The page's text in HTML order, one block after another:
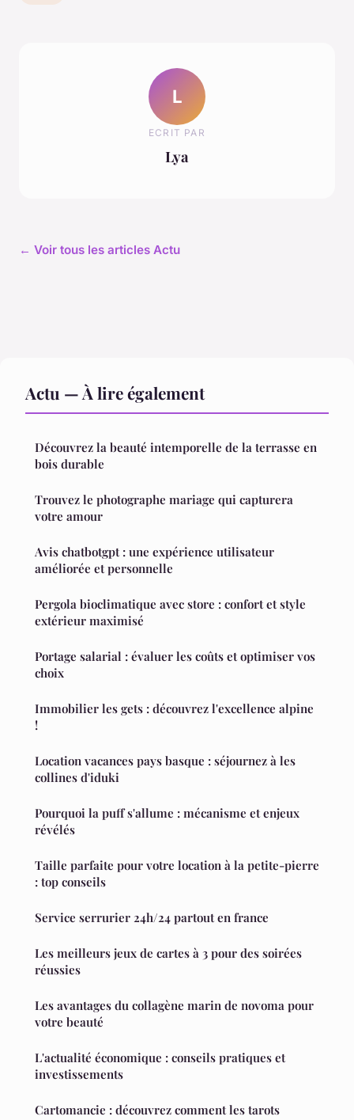
L
ECRIT PAR
Lya
← Voir tous les articles Actu
Actu — À lire également
Découvrez la beauté intemporelle de la terrasse en
bois durable
Trouvez le photographe mariage qui capturera
votre amour
Avis chatbotgpt : une expérience utilisateur
améliorée et personnelle
Pergola bioclimatique avec store : confort et style
extérieur maximisé
Portage salarial : évaluer les coûts et optimiser vos
choix
Immobilier les gets : découvrez l'excellence alpine
!
Location vacances pays basque : séjournez à les
collines d'iduki
Pourquoi la puff s'allume : mécanisme et enjeux
révélés
Taille parfaite pour votre location à la petite-pierre
: top conseils
Service serrurier 24h/24 partout en france
Les meilleurs jeux de cartes à 3 pour des soirées
réussies
Les avantages du collagène marin de novoma pour
votre beauté
L'actualité économique : conseils pratiques et
investissements
Cartomancie : découvrez comment les tarots